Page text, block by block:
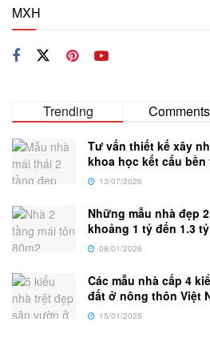
MXH
Trending Comments
Tư vấn thiết kế xây
khoa học kết cấu bền
13/07/2026
Những mẫu nhà đẹp
khoảng 1 tỷ đến 1.3
08/01/2026
Các mẫu nhà cấp 4
đất ở nông thôn Việt
15/01/2025